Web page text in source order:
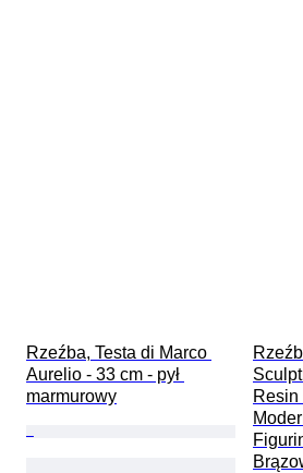
Rzeźba, Testa di Marco
Aurelio - 33 cm - pył
marmurowy